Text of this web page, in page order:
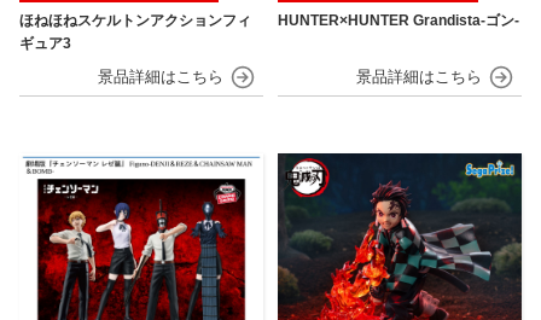
ほねほねスケルトンアクションフィ
ギュア3
HUNTER×HUNTER Grandista-ゴン-